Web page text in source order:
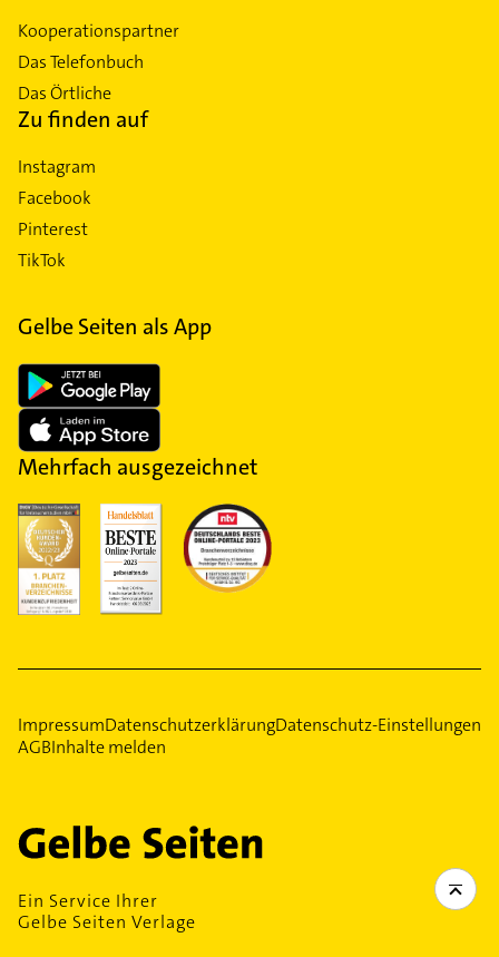
Kooperationspartner
Das Telefonbuch
Das Örtliche
Zu finden auf
Instagram
Facebook
Pinterest
TikTok
Gelbe Seiten als App
Mehrfach ausgezeichnet
ImpressumDatenschutzerklärungDatenschutz-Einstellungen
AGBInhalte melden
Ein Service Ihrer
Gelbe Seiten Verlage